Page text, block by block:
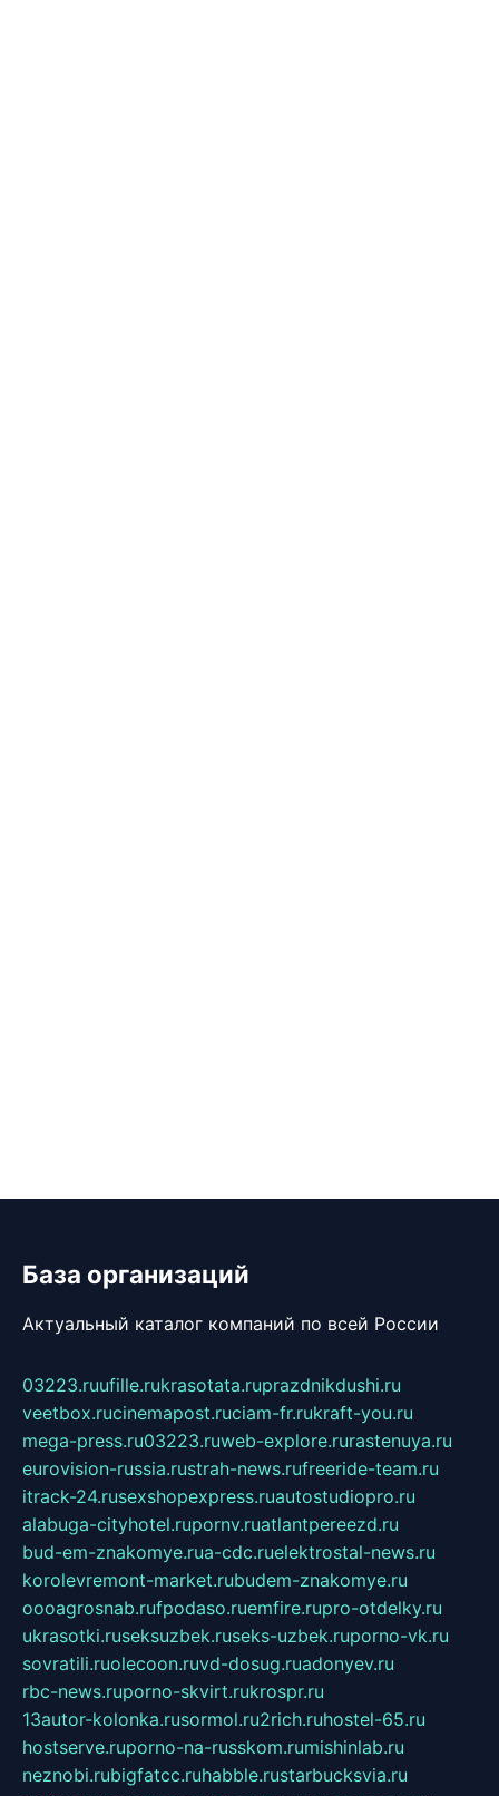
База организаций
Актуальный каталог компаний по всей России
03223.ruufille.rukrasotata.ruprazdnikdushi.ru
veetbox.rucinemapost.ruciam-fr.rukraft-you.ru
mega-press.ru03223.ruweb-explore.rurastenuya.ru
eurovision-russia.rustrah-news.rufreeride-team.ru
itrack-24.rusexshopexpress.ruautostudiopro.ru
alabuga-cityhotel.rupornv.ruatlantpereezd.ru
bud-em-znakomye.rua-cdc.ruelektrostal-news.ru
korolevremont-market.rubudem-znakomye.ru
oooagrosnab.rufpodaso.ruemfire.rupro-otdelky.ru
ukrasotki.ruseksuzbek.ruseks-uzbek.ruporno-vk.ru
sovratili.ruolecoon.ruvd-dosug.ruadonyev.ru
rbc-news.ruporno-skvirt.rukrospr.ru
13autor-kolonka.rusormol.ru2rich.ruhostel-65.ru
hostserve.ruporno-na-russkom.rumishinlab.ru
neznobi.rubigfatcc.ruhabble.rustarbucksvia.ru